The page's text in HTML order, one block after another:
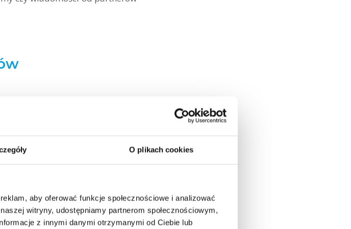
O plikach cookies
aby oferować funkcje społecznościowe i analizować
witryny, udostępniamy partnerom społecznościowym,
z innymi danymi otrzymanymi od Ciebie lub
które wykorzystują legalny
przeszukiwał on dane używając
dokumentów. Gdyby firma